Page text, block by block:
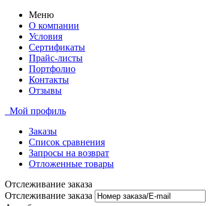
Меню
О компании
Условия
Сертификаты
Прайс-листы
Портфолио
Контакты
Отзывы
Мой профиль
Заказы
Список сравнения
Запросы на возврат
Отложенные товары
Отслеживание заказа
Отслеживание заказа